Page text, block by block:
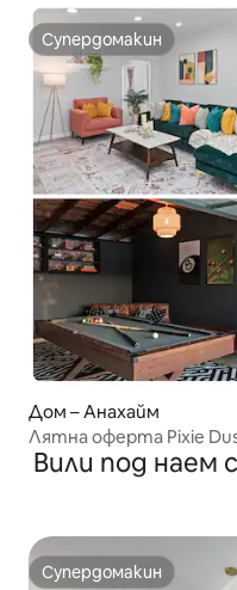
Супердомакин
Супердомакин
Дом – Анахайм
Лятна оферта Pixie
вана и стая за игри
Вили под наем
Супердомакин
Супердомакин